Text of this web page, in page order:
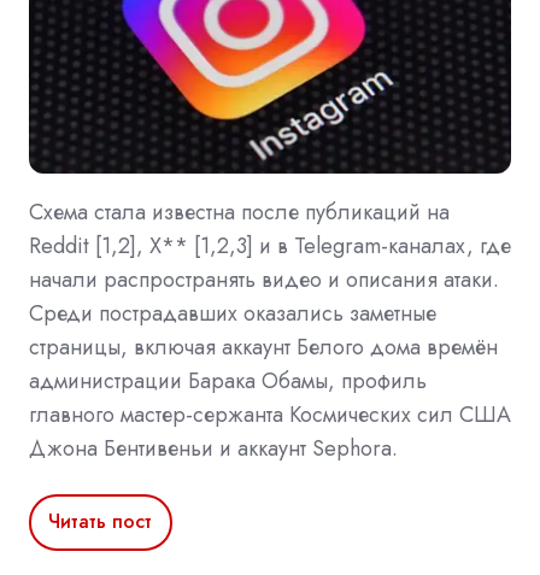
Схема стала известна после публикаций на
Reddit [1,2], X** [1,2,3] и в Telegram-каналах, где
начали распространять видео и описания атаки.
Среди пострадавших оказались заметные
страницы, включая аккаунт Белого дома времён
администрации Барака Обамы, профиль
главного мастер-сержанта Космических сил США
Джона Бентивеньи и аккаунт Sephora.
Читать пост